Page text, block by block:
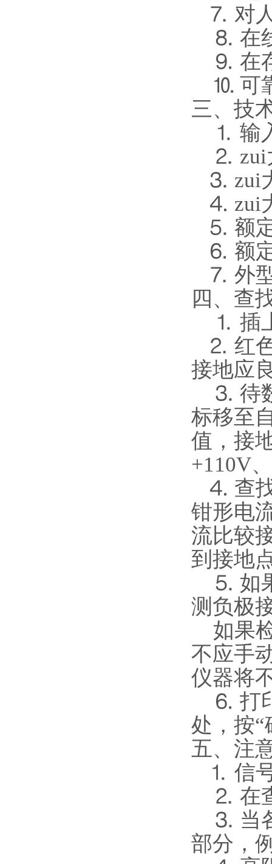
⒎ 对
⒏ 在
⒐ 在
⒑ 可
三、技
⒈ 输
⒉ zui
⒊ zui
⒋ zui
⒌ 额定
⒍ 额
⒎ 外型
四、查
⒈ 插
⒉ 红色
接地应
⒊ 待数
标移至
值，接
+110V
⒋ 查找
钳形电
流比较
到接地
⒌ 如果
测负极
如果
不应手
仪器将
⒍ 打印
处，按“
五、注
⒈ 信号
⒉ 在
⒊ 当各
部分，